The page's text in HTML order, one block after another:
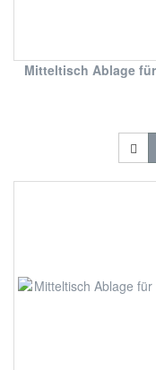
Mitteltisch Ablage für